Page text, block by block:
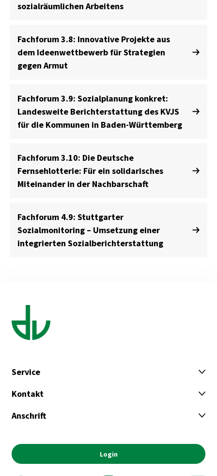
sozialräumlichen Arbeitens
Fachforum 3.8: Innovative Projekte aus
dem Ideenwettbewerb für Strategien
gegen Armut
Fachforum 3.9: Sozialplanung konkret:
Landesweite Berichterstattung des KVJS
für die Kommunen in Baden-Württemberg
Fachforum 3.10: Die Deutsche
Fernsehlotterie: Für ein solidarisches
Miteinander in der Nachbarschaft
Fachforum 4.9: Stuttgarter
Sozialmonitoring – Umsetzung einer
integrierten Sozialberichterstattung
Service
Kontakt
Anschrift
Login